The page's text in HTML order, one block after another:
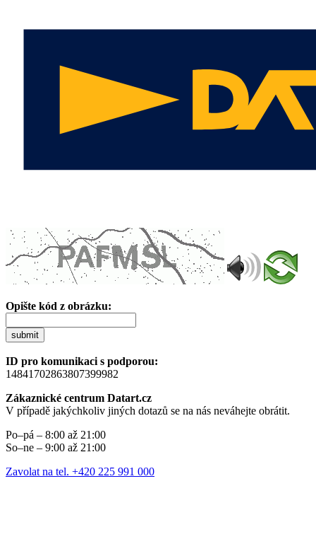
Opište kód z obrázku:
submit
ID pro komunikaci s podporou:
14841702863807399982
Zákaznické centrum Datart.cz
V případě jakýchkoliv jiných dotazů se na nás neváhejte obrátit.
Po–pá – 8:00 až 21:00
So–ne – 9:00 až 21:00
Zavolat na tel. +420 225 991 000